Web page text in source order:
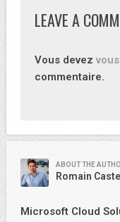
LEAVE A
Vous devez
commentaire.
ABOUT THE
Romain
Microsoft Cloud